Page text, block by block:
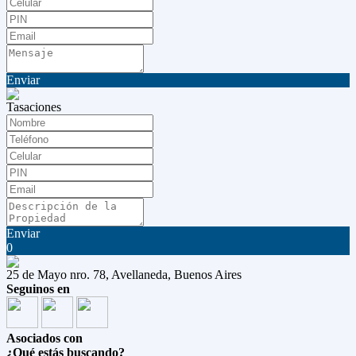
Enviar
Tasaciones
Enviar
0
25 de Mayo nro. 78, Avellaneda, Buenos Aires
Seguinos en
Asociados con
¿Qué estás buscando?